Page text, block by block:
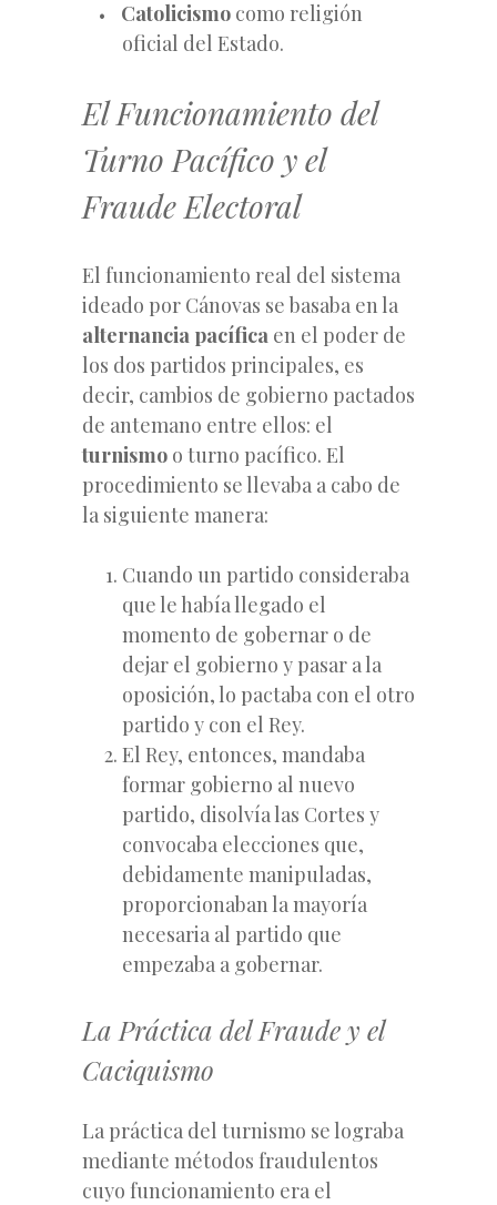
Catolicismo como religión
oficial del Estado.
El Funcionamiento del
Turno Pacífico y el
Fraude Electoral
El funcionamiento real del sistema
ideado por Cánovas se basaba en la
alternancia pacífica en el poder de
los dos partidos principales, es
decir, cambios de gobierno pactados
de antemano entre ellos: el
turnismo o turno pacífico. El
procedimiento se llevaba a cabo de
la siguiente manera:
Cuando un partido consideraba
que le había llegado el
momento de gobernar o de
dejar el gobierno y pasar a la
oposición, lo pactaba con el otro
partido y con el Rey.
El Rey, entonces, mandaba
formar gobierno al nuevo
partido, disolvía las Cortes y
convocaba elecciones que,
debidamente manipuladas,
proporcionaban la mayoría
necesaria al partido que
empezaba a gobernar.
La Práctica del Fraude y el
Caciquismo
La práctica del turnismo se lograba
mediante métodos fraudulentos
cuyo funcionamiento era el